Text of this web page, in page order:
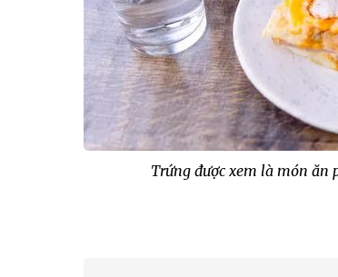
Trứng được xem là món ăn